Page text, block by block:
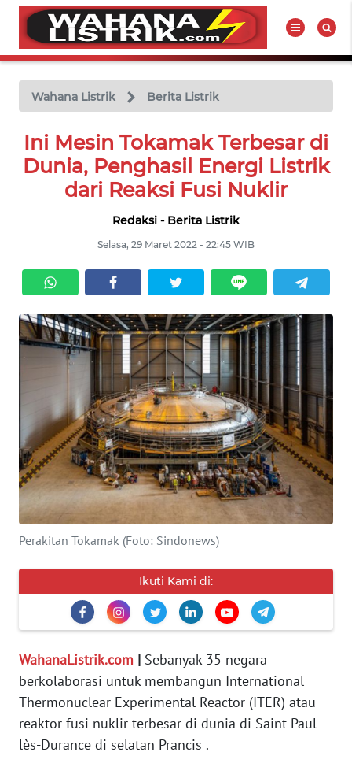
Wahana Listrik Berita Listrik
Ini Mesin Tokamak Terbesar di
Dunia, Penghasil Energi Listrik
dari Reaksi Fusi Nuklir
Redaksi - Berita Listrik
Selasa, 29 Maret 2022 - 22:45 WIB
Perakitan Tokamak (Foto: Sindonews)
Ikuti Kami di:
WahanaListrik.com | Sebanyak 35 negara
berkolaborasi untuk membangun International
Thermonuclear Experimental Reactor (ITER) atau
reaktor fusi nuklir terbesar di dunia di Saint-Paul-
lès-Durance di selatan Prancis .
TV
Tutup
BERITA
LISTRIK
LISTRIK
SEJARAH
LISTRIK
SERBI
Informasi
INDEKS
BERITA
KONTAK
TENTANG
KAMI
PEDOMAN
SIBER